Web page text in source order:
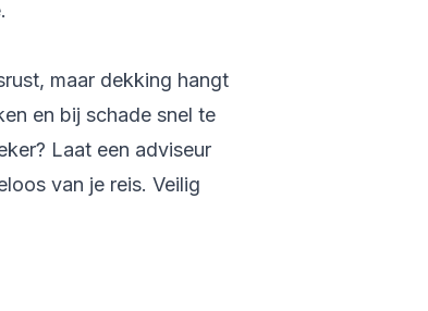
maar dekking hangt
en bij schade snel te
Laat een adviseur
van je reis. Veilig